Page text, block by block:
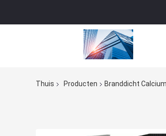
Thuis Producten Branddicht